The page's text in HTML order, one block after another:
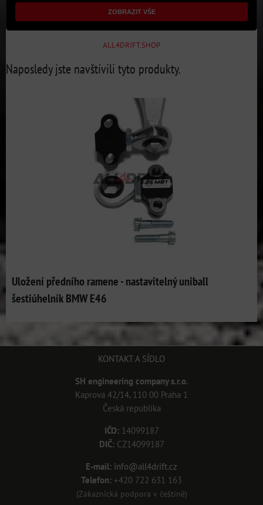
ZOBRAZIT VŠE
ALL4DRIFT.SHOP
Naposledy jste navštívili tyto produkty.
Uložení předního ramene - nastavitelný uniball
šestiúhelník BMW E46
KONTAKT A SÍDLO
SH engineering company s.r.o.
Kaprova 42/14, 110 00 Praha 1
Česká republika
IČO:14099187
DIČ:CZ14099187
E-mail: info@all4drift.cz
Telefon: +420 722 631 163
(Zákaznická podpora v češtině)